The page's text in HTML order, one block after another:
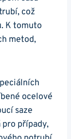
⁢což
K tomuto
metod,
ocelové
saze
pro případy,